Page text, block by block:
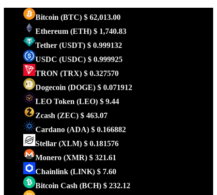
Bitcoin (BTC) $ 62,013.00
Ethereum (ETH) $ 1,740.83
Tether (USDT) $ 0.999132
USDC (USDC) $ 0.999925
TRON (TRX) $ 0.327570
Dogecoin (DOGE) $ 0.071912
LEO Token (LEO) $ 9.44
Zcash (ZEC) $ 463.07
Cardano (ADA) $ 0.166882
Stellar (XLM) $ 0.181576
Monero (XMR) $ 321.61
Chainlink (LINK) $ 7.60
Bitcoin Cash (BCH) $ 232.12